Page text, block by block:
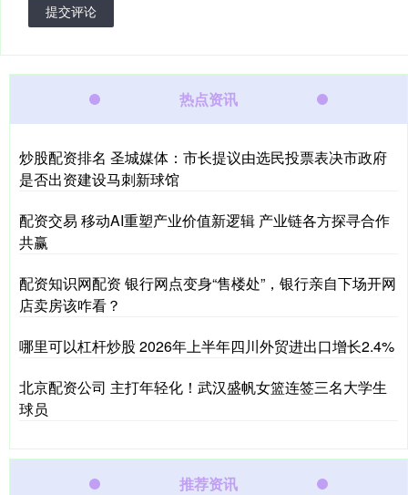
提交评论
热点资讯
炒股配资排名 圣城媒体：市长提议由选民投票表决市政府
是否出资建设马刺新球馆
配资交易 移动AI重塑产业价值新逻辑 产业链各方探寻合作
共赢
配资知识网配资 银行网点变身“售楼处”，银行亲自下场开网
店卖房该咋看？
哪里可以杠杆炒股 2026年上半年四川外贸进出口增长2.4%
北京配资公司 主打年轻化！武汉盛帆女篮连签三名大学生
球员
推荐资讯